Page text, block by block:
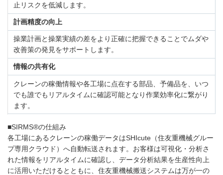
止リスクを低減します。
計画精度の向上
操業計画と操業実績の差をより正確に把握できることでムダや
改善策の発見をサポートします。
情報の共有化
クレーンの稼働情報や各工場に点在する部品、予備品を、いつ
でも誰でもリアルタイムに確認可能となり作業効率化に繋がり
ます。
■SIRMS®の仕組み
各工場にあるクレーンの稼働データはSHIcute（住友重機械グルー
プ専用クラウド）へ自動転送されます。お客様は可視化・分析さ
れた情報をリアルタイムに確認し、データ分析結果を生産性向上
に活用いただけるとともに、住友重機械搬送システムは万が一の